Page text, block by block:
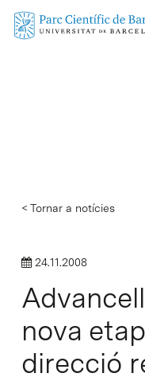
Skip
< Tornar a notícies
24.11.2008
nova
direcció